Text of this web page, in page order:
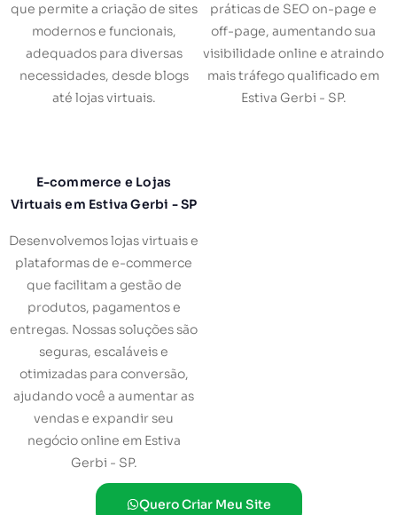
que permite a criação de sites
modernos e funcionais,
adequados para diversas
necessidades, desde blogs
até lojas virtuais.
práticas de SEO on-page e
off-page, aumentando sua
visibilidade online e atraindo
mais tráfego qualificado em
Estiva Gerbi - SP.
E-commerce e Lojas
Virtuais em Estiva Gerbi - SP
Desenvolvemos lojas virtuais e
plataformas de e-commerce
que facilitam a gestão de
produtos, pagamentos e
entregas. Nossas soluções são
seguras, escaláveis e
otimizadas para conversão,
ajudando você a aumentar as
vendas e expandir seu
negócio online em Estiva
Gerbi - SP.
Quero Criar Meu Site